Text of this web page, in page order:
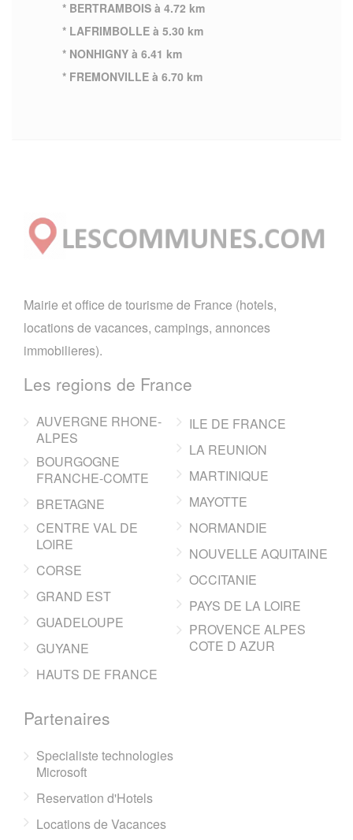
* BERTRAMBOIS à 4.72 km
* LAFRIMBOLLE à 5.30 km
* NONHIGNY à 6.41 km
* FREMONVILLE à 6.70 km
Mairie et office de tourisme de France (hotels,
locations de vacances, campings, annonces
immobilieres).
Les regions de France
AUVERGNE RHONE-
ALPES
BOURGOGNE
FRANCHE-COMTE
BRETAGNE
CENTRE VAL DE
LOIRE
CORSE
GRAND EST
GUADELOUPE
GUYANE
HAUTS DE FRANCE
ILE DE FRANCE
LA REUNION
MARTINIQUE
MAYOTTE
NORMANDIE
NOUVELLE AQUITAINE
OCCITANIE
PAYS DE LA LOIRE
PROVENCE ALPES
COTE D AZUR
Partenaires
Specialiste technologies
Microsoft
Reservation d'Hotels
Locations de Vacances